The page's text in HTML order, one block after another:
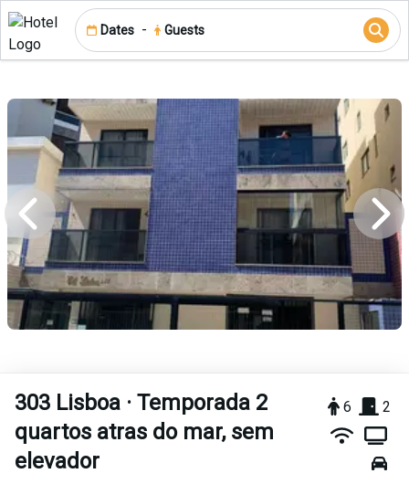
Dates - Guests
303 Lisboa · Temporada 2
quartos atras do mar, sem
elevador
6 2